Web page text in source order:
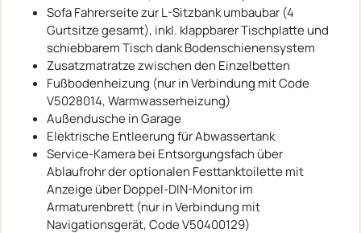
Sofa Fahrerseite zur L-Sitzbank umbaubar (4
Gurtsitze gesamt), inkl. klappbarer Tischplatte und
schiebbarem Tisch dank Bodenschienensystem
Zusatzmatratze zwischen den Einzelbetten
Fußbodenheizung (nur in Verbindung mit Code
V5028014, Warmwasserheizung)
Außendusche in Garage
Elektrische Entleerung für Abwassertank
Service-Kamera bei Entsorgungsfach über
Ablaufrohr der optionalen Festtanktoilette mit
Anzeige über Doppel-DIN-Monitor im
Armaturenbrett (nur in Verbindung mit
Navigationsgerät, Code V50400129)